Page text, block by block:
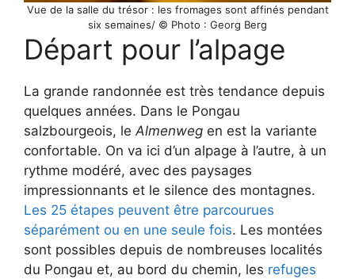
Vue de la salle du trésor : les fromages sont affinés pendant
six semaines/ © Photo : Georg Berg
Départ pour l’alpage
La grande randonnée est très tendance depuis
quelques années. Dans le Pongau
salzbourgeois, leAlmenweg en est la variante
confortable. On va ici d’un alpage à l’autre, à un
rythme modéré, avec des paysages
impressionnants et le silence des montagnes.
Les 25 étapes peuvent être parcourues
séparément ou en une seule fois. Les montées
sont possibles depuis de nombreuses localités
du Pongau et, au bord du chemin, les refuges